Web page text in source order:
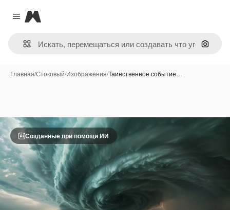
Close menu
Magnific
Поиск
Главная/Стоковый/Изображения/Таинственное событие…
Созданные при помощи ИИ